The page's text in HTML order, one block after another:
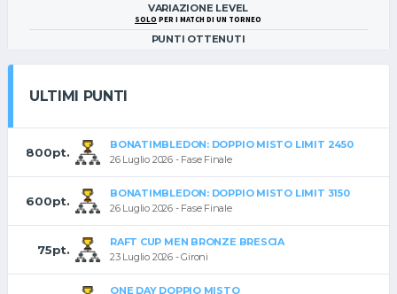
VARIAZIONE LEVEL
SOLO PER I MATCH DI UN TORNEO
PUNTI OTTENUTI
ULTIMI PUNTI
800pt.
BONATIMBLEDON: DOPPIO MISTO LIMIT 2450
26 Luglio 2026 - Fase Finale
600pt.
BONATIMBLEDON: DOPPIO MISTO LIMIT 3150
26 Luglio 2026 - Fase Finale
75pt.
RAFT CUP MEN BRONZE BRESCIA
23 Luglio 2026 - Gironi
ONE DAY DOPPIO MISTO